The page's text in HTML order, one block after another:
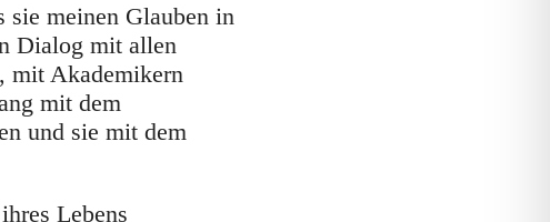
sie meinen Glauben in
Dialog mit allen
mit Akademikern
mit dem
und sie mit dem
Lebens